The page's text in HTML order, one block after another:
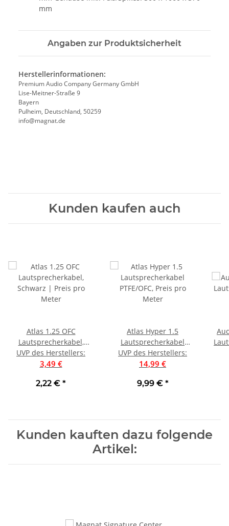
mm
Angaben zur Produktsicherheit
Herstellerinformationen:
Premium Audio Company Germany GmbH
Lise-Meitner-Straße 9
Bayern
Pulheim, Deutschland, 50259
info@magnat.de
Kunden kaufen auch
Atlas 1.25 OFC
Lautsprecherkabel,
Schwarz | Preis pro
Meter
UVP des Herstellers:
3,49 €
2,22 € *
Atlas Hyper 1.5
Lautsprecherkabel
PTFE/OFC, Preis pro
Meter
UVP des Herstellers:
14,99 €
9,99 € *
Kunden kauften dazu folgende
Artikel: